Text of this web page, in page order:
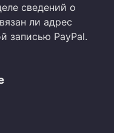
сведений о
ли адрес
записью PayPal.